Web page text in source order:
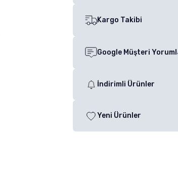
Kargo Takibi
Google Müşteri
İndirimli Ürünler
Yeni Ürünler